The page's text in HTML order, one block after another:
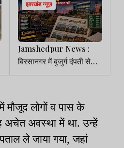
झारखंड न्यूज़
Jamshedpur News :
बिरसानगर में बुजुर्ग दंपती से
साइबर ठगी, UPI से उड़ाए
मौजूद लोगों व पास के
अचेत अवस्था में था. उन्हें
ले जाया गया, जहां